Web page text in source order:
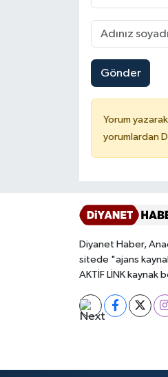
Gönder
Yorum yazarak
yorumlardan
Diyanet Haber,
sitede "ajans
AKTİF LİNK kaynak
Kahramanmaraş
Karaman Müftülüğü
Kars Müftülüğü
Kastamonu Müftülüğü
Kilis Müftülüğü
Kırıkkale Müftülüğü
Kırklareli Müftülüğü
Kocaeli Müftülüğü